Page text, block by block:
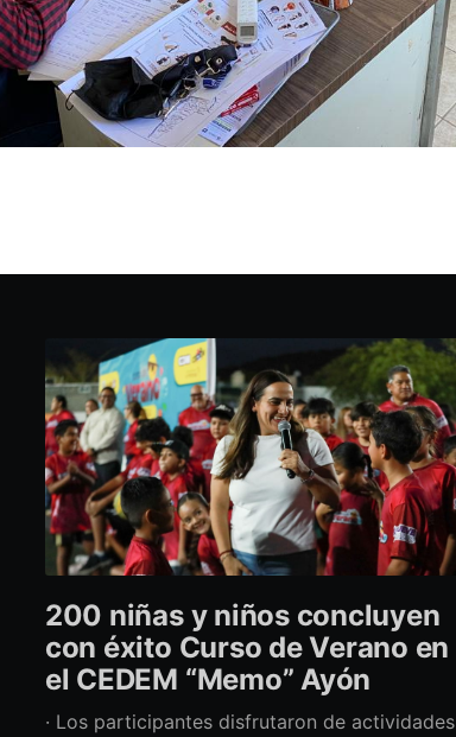
200 niñas y niños concluyen
con éxito Curso de Verano en
el CEDEM “Memo” Ayón
· Los participantes disfrutaron de actividades